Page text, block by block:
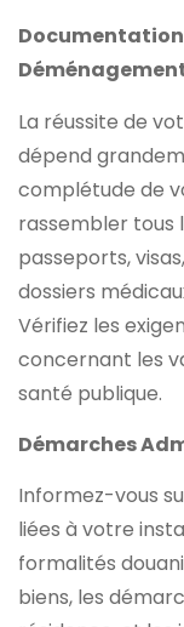
Documentation
La réussite de
dépend
complétude de
rassembler tous
passeports,
dossiers
Vérifiez les
concernant les
santé publique.
Démarches
Informez-vous
liées à votre
formalités
biens, les